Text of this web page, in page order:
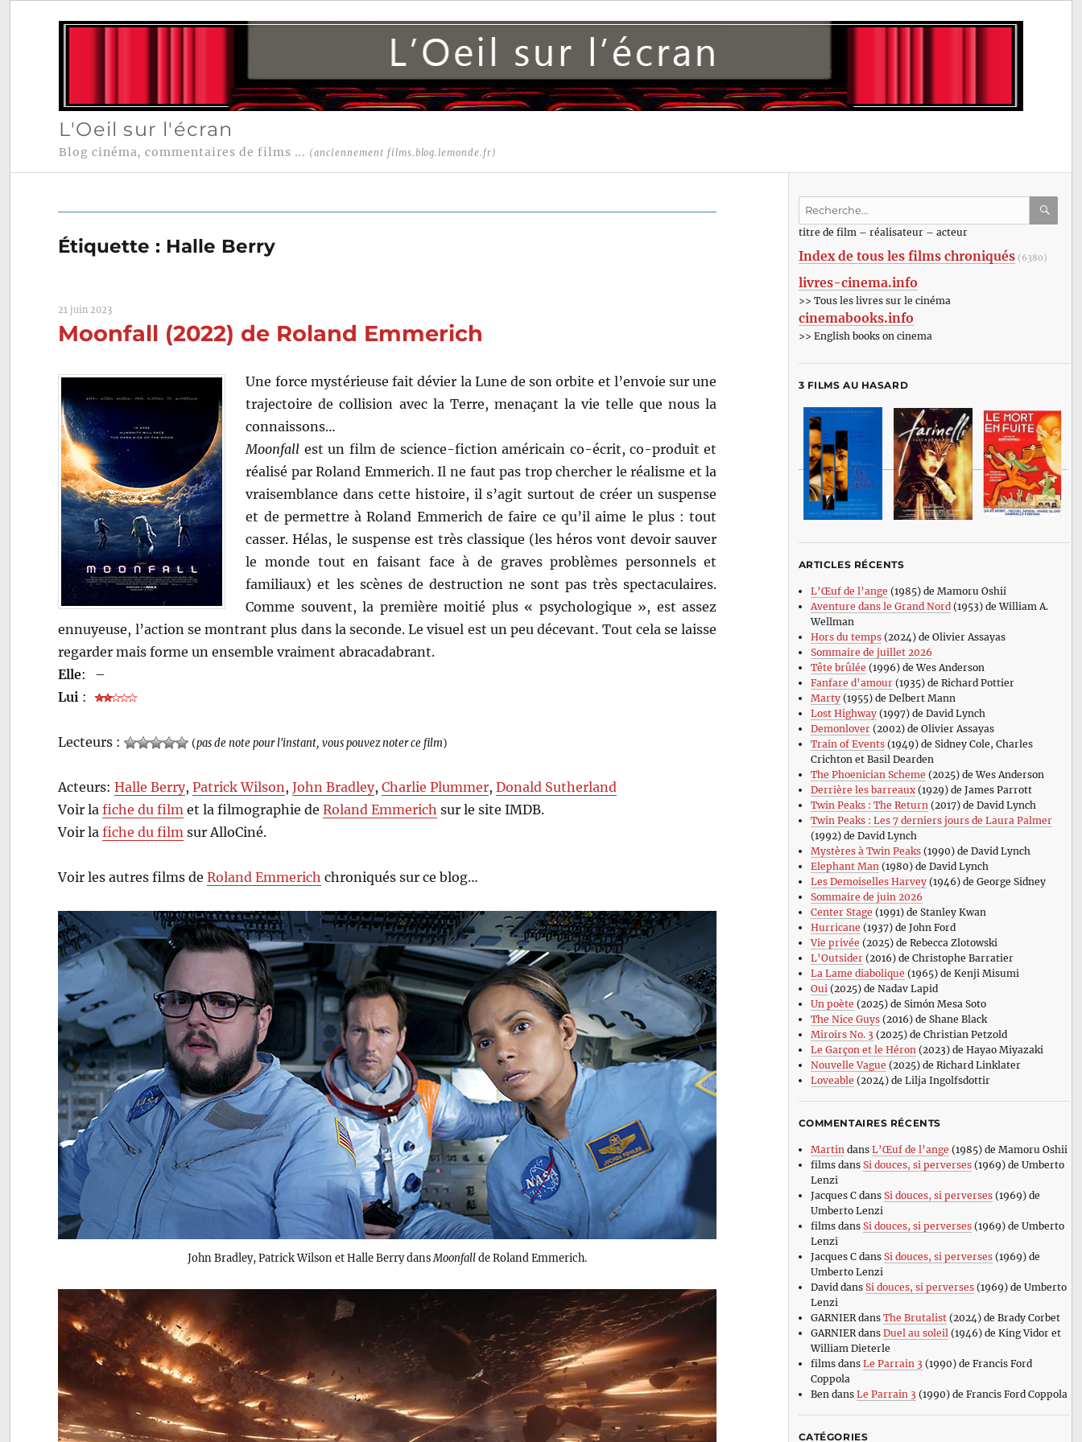
L'Oeil sur l'écran
Blog cinéma, commentaires de films ... (anciennement films.blog.lemonde.fr)
Étiquette : Halle Berry
21 juin 2023
Moonfall (2022) de Roland Emmerich
Une force mystérieuse fait dévier la Lune de son orbite et l’envoie sur une
trajectoire de collision avec la Terre, menaçant la vie telle que nous la
connaissons…
Moonfall est un film de science-fiction américain co-écrit, co-produit et
réalisé par Roland Emmerich. Il ne faut pas trop chercher le réalisme et la
vraisemblance dans cette histoire, il s’agit surtout de créer un suspense
et de permettre à Roland Emmerich de faire ce qu’il aime le plus : tout
casser. Hélas, le suspense est très classique (les héros vont devoir sauver
le monde tout en faisant face à de graves problèmes personnels et
familiaux) et les scènes de destruction ne sont pas très spectaculaires.
Comme souvent, la première moitié plus « psychologique », est assez
ennuyeuse, l’action se montrant plus dans la seconde. Le visuel est un peu décevant. Tout cela se laisse
regarder mais forme un ensemble vraiment abracadabrant.
Elle:
–
Lui :
Lecteurs : (pas de note pour l'instant, vous pouvez noter ce film)
Acteurs:Halle Berry,Patrick Wilson ,John Bradley,Charlie Plummer,Donald Sutherland
Voir lafiche du film et la filmographie deRoland Emmerich sur le site IMDB.
Voir lafiche du film sur AlloCiné.
Voir les autres films deRoland Emmerich chroniqués sur ce blog…
John Bradley, Patrick Wilson et Halle Berry dans Moonfallde Roland Emmerich.
Recherche
:titre de film – réalisateur – acteur
Index de tous les films chroniqués (6380)
livres-cinema.info
>> Tous les livres sur le cinéma
cinemabooks.info
>> English books on cinema
3 FILMS AU HASARD
ARTICLES RÉCENTS
L’Œuf de l’ange (1985) de Mamoru Oshii
Aventure dans le Grand Nord(1953) de William A.
Wellman
Hors du temps(2024) de Olivier Assayas
Sommaire de juillet 2026
Tête brûlée (1996) de Wes Anderson
Fanfare d’amour(1935) de Richard Pottier
Marty(1955) de Delbert Mann
Lost Highway(1997) de David Lynch
Demonlover(2002) de Olivier Assayas
Train of Events(1949) de Sidney Cole, Charles
Crichton et Basil Dearden
The Phoenician Scheme (2025) de Wes Anderson
Derrière les barreaux(1929) de James Parrott
Twin Peaks : The Return(2017) de David Lynch
Twin Peaks : Les 7 derniers jours de Laura Palmer
(1992) de David Lynch
Mystères à Twin Peaks(1990) de David Lynch
Elephant Man(1980) de David Lynch
Les Demoiselles Harvey(1946) de George Sidney
Sommaire de juin 2026
Center Stage (1991) de Stanley Kwan
Hurricane (1937) de John Ford
Vie privée (2025) de Rebecca Zlotowski
L’Outsider(2016) de Christophe Barratier
La Lame diabolique (1965) de Kenji Misumi
Oui(2025) de Nadav Lapid
Un poète (2025) de Simón Mesa Soto
The Nice Guys(2016) de Shane Black
Miroirs No. 3 (2025) de Christian Petzold
Le Garçon et le Héron(2023) de Hayao Miyazaki
Nouvelle Vague (2025) de Richard Linklater
Loveable (2024) de Lilja Ingolfsdottir
COMMENTAIRES RÉCENTS
Martin dans L’Œuf de l’ange (1985) de Mamoru Oshii
filmsdans Si douces, si perverses(1969) de Umberto
Lenzi
Jacques Cdans Si douces, si perverses(1969) de
Umberto Lenzi
filmsdans Si douces, si perverses(1969) de Umberto
Lenzi
Jacques Cdans Si douces, si perverses(1969) de
Umberto Lenzi
David dans Si douces, si perverses(1969) de Umberto
Lenzi
GARNIERdans The Brutalist(2024) de Brady Corbet
GARNIERdans Duel au soleil (1946) de King Vidor et
William Dieterle
filmsdans Le Parrain 3 (1990) de Francis Ford
Coppola
Ben dans Le Parrain 3 (1990) de Francis Ford Coppola
CATÉGORIES